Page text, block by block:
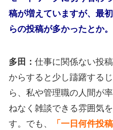
稿が増えていますが、最
らの投稿が多かったとか。
多田： 仕事に関係ない投
からすると少し躊躇する
ら、私や管理職の人間が
ねなく雑談できる雰囲気
す。でも、
「一日何件投